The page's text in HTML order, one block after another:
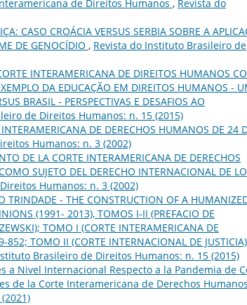
de Direitos Humanos , Revista do
CASO CROÁCIA VERSUS SERBIA SOBRE A
DE GENOCÍDIO , Revista do Instituto Brasileiro de
INTERAMERICANA DE DIREITOS HUMANOS
DA EDUCAÇÃO EM DIREITOS HUMANOS -
BRASIL - PERSPECTIVAS E DESAFIOS AO
de Direitos Humanos: n. 15 (2015)
DE DERECHOS HUMANOS DE 24
Humanos: n. 3 (2002)
DE LA CORTE INTERAMERICANA DE DERECHOS
SUJETO DEL DERECHO INTERNACIONAL DE
Humanos: n. 3 (2002)
TRINDADE - THE CONSTRUCTION OF A
(1991- 2013), TOMOS I-II (PREFACIO DE
TOMO I (CORTE INTERAMERICANA DE
852; TOMO II (CORTE INTERNACIONAL DE
Brasileiro de Direitos Humanos: n. 15 (2015)
a Nivel Internacional Respecto a la Pandemia de
de la Corte Interamericana de Derechos Humanos